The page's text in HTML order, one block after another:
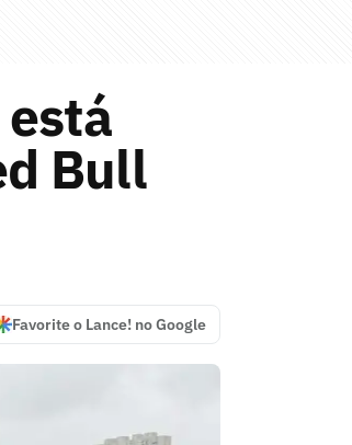
Bull
Favorite o Lance! no Google